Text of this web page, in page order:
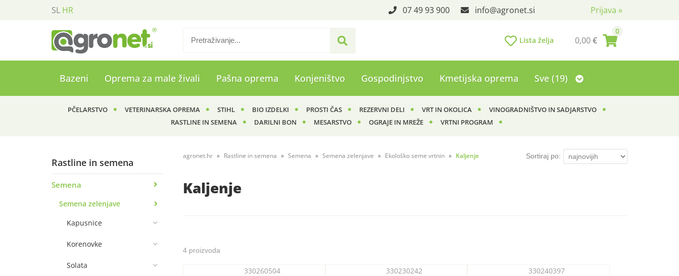
SL HR Prijava »
07 49 93 900 info agronet.si
0
0,00€
Lista želja
Bazeni Oprema za male živali Pašna oprema Konjeništvo Gospodinjstvo Kmetijska oprema Sve (19)
PČELARSTVO VETERINARSKA OPREMA STIHL BIO IZDELKI PROSTI ČAS REZERVNI DELI VRT IN OKOLICA
VINOGRADNIŠTVO IN SADJARSTVO
RASTLINE IN SEMENA
DARILNI BON MESARSTVO OGRAJE IN MREŽE VRTNI PROGRAM
Rastline in semena
Semena
Semena zelenjave
Kapusnice
Korenovke
Solata
agronet.hr Rastline in semena Semena Semena zelenjave Ekološko seme vrtnin Kaljenje Sortiraj po:
Kaljenje
4 proizvoda
330260504 330230242 330240397